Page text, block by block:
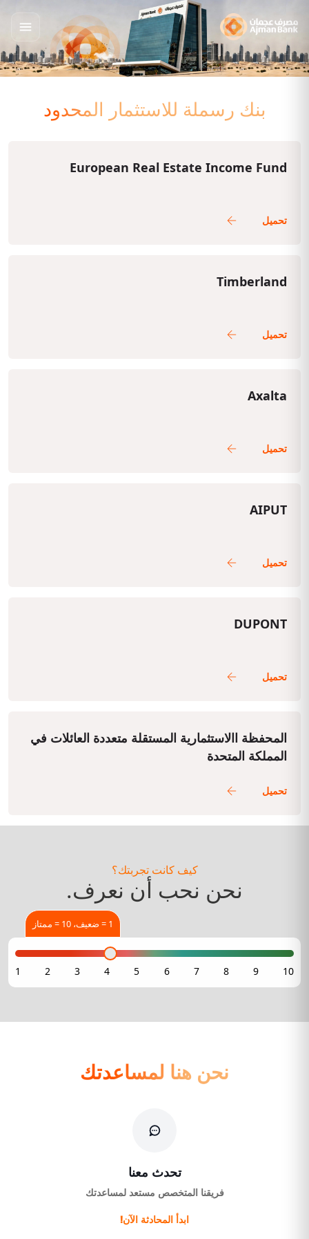
بنك رسملة للاستثمار المحدود
European Real Estate Income Fund
Timberland
Axalta
AIPUT
DUPONT
المحفظة االاستثمارية المستقلة متعددة العائلات في
المملكة المتحدة
كيف كانت تجربتك؟
نحن نحب أن نعرف.
1 = ضعيف، 10 = ممتاز
نحن هنا لمساعدتك
تحدث معنا
فريقنا المتخصص مستعد لمساعدتك
ابدأ المحادثة الآن!